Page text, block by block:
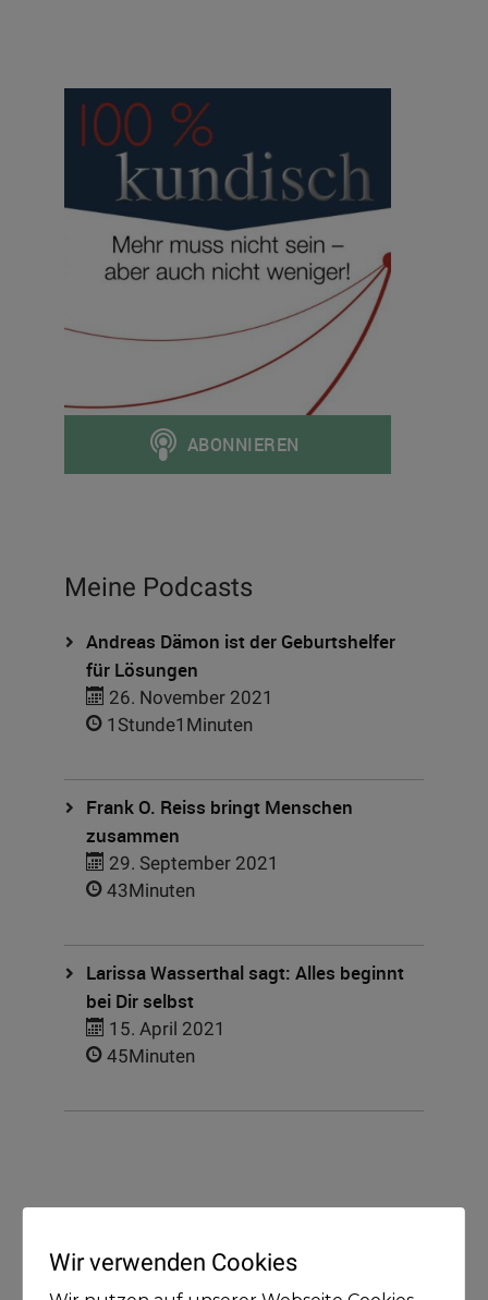
Meine Podcasts
Andreas Dämon ist der Geburtshelfer
für Lösungen
26. November 2021
1Stunde1Minuten
Frank O. Reiss bringt Menschen
zusammen
29. September 2021
43Minuten
Larissa Wasserthal sagt: Alles beginnt
bei Dir selbst
15. April 2021
45Minuten
Wir verwenden Cookies